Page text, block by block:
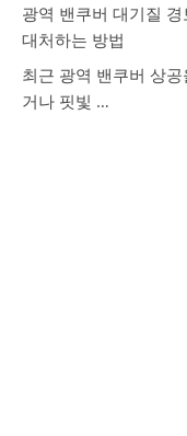
광역 밴쿠버 대기질
대처하는 방법
최근 광역 밴쿠버 상
거나 핏빛 …